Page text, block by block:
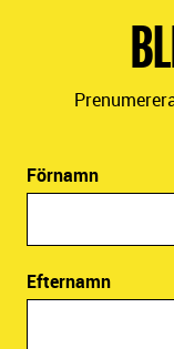
Förnamn
Efternamn